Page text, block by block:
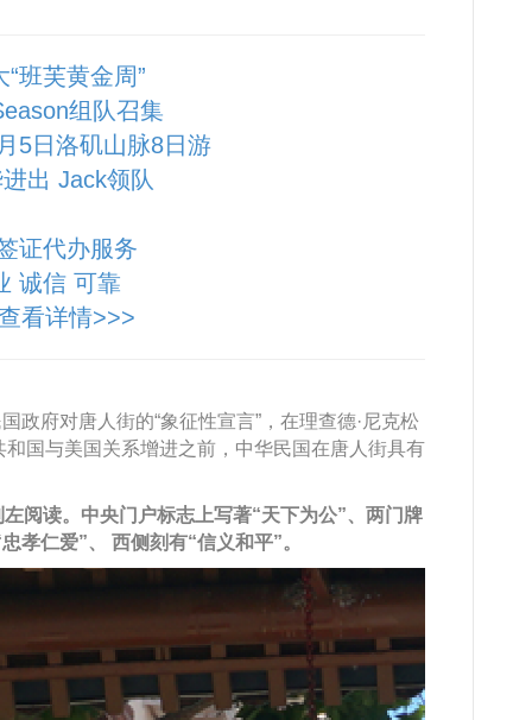
“班芙黄金周”
组队召集
5日洛矶山脉8日游
出 Jack领队
证代办服务
诚信 可靠
看详情>>>
政府对唐人街的“象征性宣言”，在理查德·尼克松
国与美国关系增进之前，中华民国在唐人街具有
阅读。中央门户标志上写著“天下为公”、两门牌
孝仁爱”、 西侧刻有“信义和平”。